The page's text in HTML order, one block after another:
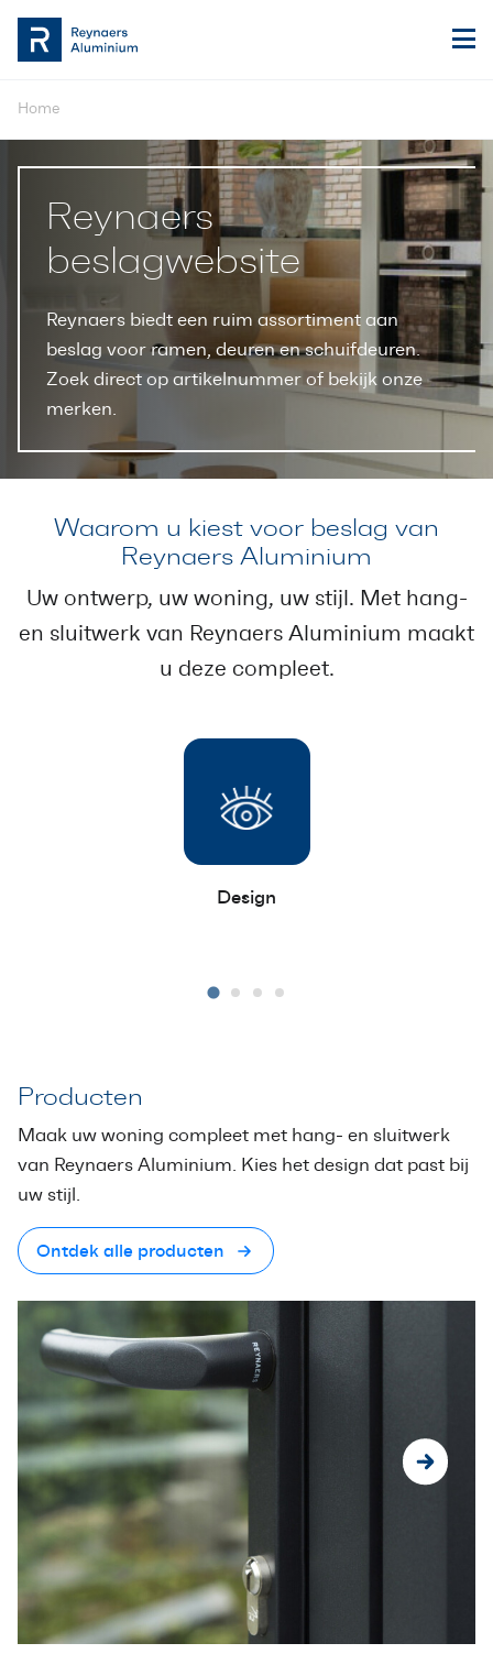
Home
Reynaers
beslagwebsite
Reynaers biedt een ruim assortiment aan
beslag voor ramen, deuren en schuifdeuren.
Zoek direct op artikelnummer of bekijk onze
merken.
Waarom u kiest voor beslag van
Reynaers Aluminium
Uw ontwerp, uw woning, uw stijl. Met hang-
en sluitwerk van Reynaers Aluminium maakt
u deze compleet.
Design
Producten
Maak uw woning compleet met hang- en sluitwerk
van Reynaers Aluminium. Kies het design dat past bij
uw stijl.
Ontdek alle producten